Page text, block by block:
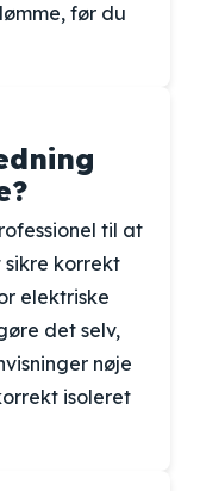
før du
til at
korrekt
elektriske
det selv,
nøje
isoleret